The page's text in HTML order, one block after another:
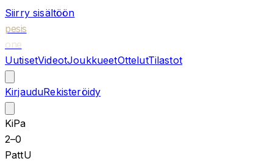
Siirry sisältöön
pesis
one
UutisetVideotJoukkueetOttelutTilastot
KirjauduRekisteröidy
KiPa
2–0
PattU